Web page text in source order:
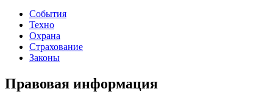
События
Техно
Охрана
Страхование
Законы
Правовая информация